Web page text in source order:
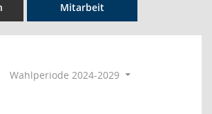
Mitarbeit
Wahlperiode 2024-2029